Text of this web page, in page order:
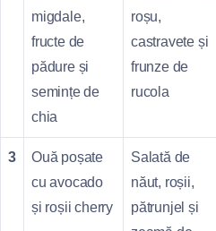
migdale,
fructe de
pădure și
semințe de
chia
roșu,
castravete și
frunze de
rucola
3
Ouă poșate
cu avocado
și roșii cherry
Salată de
năut, roșii,
pătrunjel și